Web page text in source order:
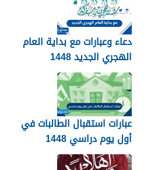
دعاء وعبارات مع بداية العام
الهجري الجديد 1448
عبارات استقبال الطالبات في
أول يوم دراسي 1448